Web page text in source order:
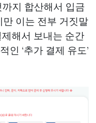
지 합산해서 입금
만 이는 전부 거짓말
해서 보내는 순간
인 ‘추가 결제 유도’